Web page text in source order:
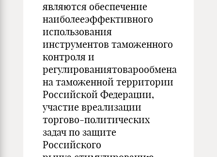
являются обеспечение
наиболееэффективного
использования
инструментов таможенного
контроля и
регулированиятоварообмена
на таможенной территории
Российской Федерации,
участие вреализации
торгово-политических
задач по защите
Российского